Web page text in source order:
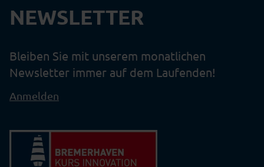
NEWSLETTER
Bleiben Sie mit unserem monatlichen
Newsletter immer auf dem Laufenden!
Anmelden